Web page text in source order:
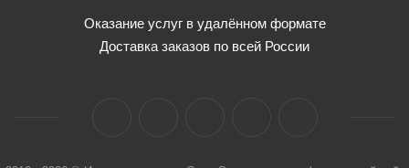
Оказание услуг в удалённом формате
Доставка заказов по всей России